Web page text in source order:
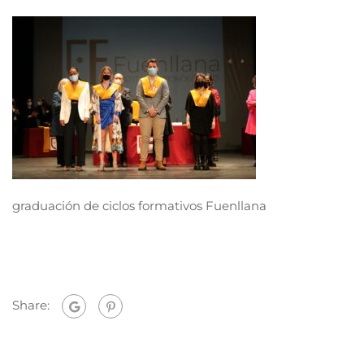
graduación de ciclos formativos Fuenllana
Share: